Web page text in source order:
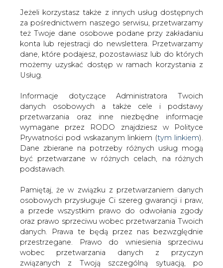
Jeżeli korzystasz także z innych usług dostępnych
za pośrednictwem naszego serwisu, przetwarzamy
też Twoje dane osobowe podane przy zakładaniu
konta lub rejestracji do newslettera. Przetwarzamy
dane, które podajesz, pozostawiasz lub do których
możemy uzyskać dostęp w ramach korzystania z
Usług.
Informacje dotyczące Administratora Twoich
danych osobowych a także cele i podstawy
przetwarzania oraz inne niezbędne informacje
wymagane przez RODO znajdziesz w Polityce
Prywatności pod wskazanym linkiem (tym linkiem).
Dane zbierane na potrzeby różnych usług mogą
być przetwarzane w różnych celach, na różnych
podstawach.
Pamiętaj, że w związku z przetwarzaniem danych
osobowych przysługuje Ci szereg gwarancji i praw,
a przede wszystkim prawo do odwołania zgody
oraz prawo sprzeciwu wobec przetwarzania Twoich
danych. Prawa te będą przez nas bezwzględnie
przestrzegane. Prawo do wniesienia sprzeciwu
wobec przetwarzania danych z przyczyn
związanych z Twoją szczególną sytuacją, po
Strona główna CIEPŁOWNICTWO
Lubelskie szkoły
mają oszczędzać energię w czasie ferii
2010-02-16 00:00
skomentuj
udostępnij:
Lubelskie szkoły mają oszczędzać
energię w czasie ferii
Inicjatywa w tej sprawie wyszła od
Wydziału Ochrony Środowiska Urzędu
Miasta - napisała Polska Kurier Lubelski.